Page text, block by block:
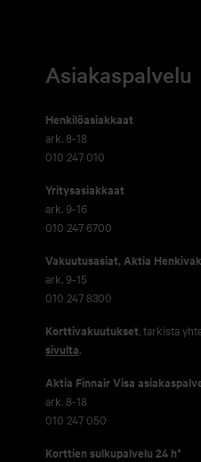
Asiakaspalvelu
Henkilöasiakkaat
ark. 8-18
010 247 010
Yritysasiakkaat
ark. 9-16
010 247 6700
Vakuutusasiat, Aktia
ark. 9-15
010 247 8300
Korttivakuutukset , tarkista
sivulta.
Aktia Finnair Visa
ark. 8-18
010 247 050
Korttien sulkupalvelu 24 h*